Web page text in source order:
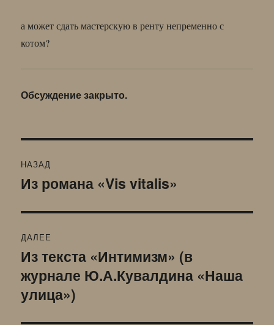
а может сдать мастерскую в ренту непременно с
котом?
Обсуждение закрыто.
по
НАЗАД
Предыдущая
Из романа «Vis vitalis»
ДАЛЕЕ
Следующая
запись:
Из текста «Интимизм» (в
журнале Ю.А.Кувалдина «Наша
улица»)